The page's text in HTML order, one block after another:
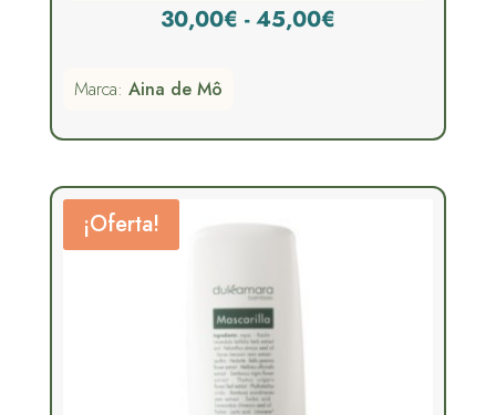
30,00€ - 45,00€Rango
desde
Marca: Aina de Mô
¡Oferta!